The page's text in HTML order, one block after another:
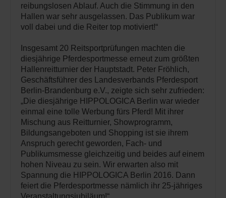
reibungslosen Ablauf. Auch die Stimmung in den
Hallen war sehr ausgelassen. Das Publikum war
voll dabei und die Reiter top motiviert!“
Insgesamt 20 Reitsportprüfungen machten die
diesjährige Pferdesportmesse erneut zum größten
Hallenreitturnier der Hauptstadt. Peter Fröhlich,
Geschäftsführer des Landesverbands Pferdesport
Berlin-Brandenburg e.V., zeigte sich sehr zufrieden:
„Die diesjährige HIPPOLOGICA Berlin war wieder
einmal eine tolle Werbung fürs Pferd! Mit ihrer
Mischung aus Reitturnier, Showprogramm,
Bildungsangeboten und Shopping ist sie ihrem
Anspruch gerecht geworden, Fach- und
Publikumsmesse gleichzeitig und beides auf einem
hohen Niveau zu sein. Wir erwarten also mit
Spannung die HIPPOLOGICA Berlin 2016. Dann
feiert die Pferdesportmesse nämlich ihr 25-jähriges
Veranstaltungsjubiläum!“